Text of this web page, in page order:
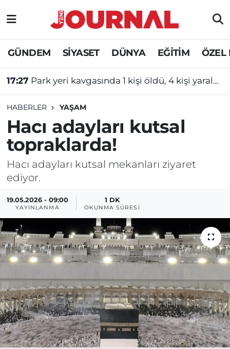
GÜNDEM SİYASET DÜNYA EĞİTİM ÖZEL
17:27 Park yeri kavgasında 1 kişi öldü, 4 kişi yaralandı!
HABERLER YAŞAM
Hacı adayları kutsal
topraklarda!
Hacı adayları kutsal mekanları ziyaret
ediyor.
19.05.2026 - 09:00
YAYINLANMA
1 DK
OKUNMA SÜRESI
GÜNDEM
SİYASET
EĞİTİM
ÖZEL HABER
Nöbetçi Eczaneler
Hava Durumu
Süper Lig Puan Durumu ve Fikstür
Tüm Manşetler
Son Dakika Haberleri
Haber Arşivi